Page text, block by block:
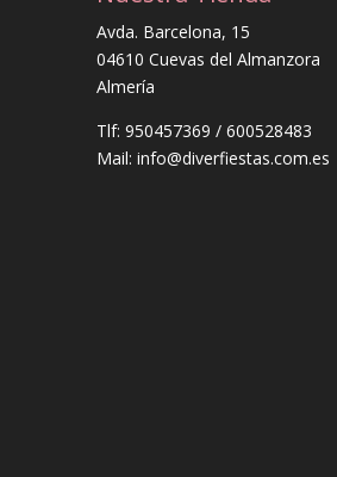
Avda. Barcelona, 15
04610 Cuevas del Almanzora
Almería
Tlf: 950457369 / 600528483
Mail: info@diverfiestas.com.es